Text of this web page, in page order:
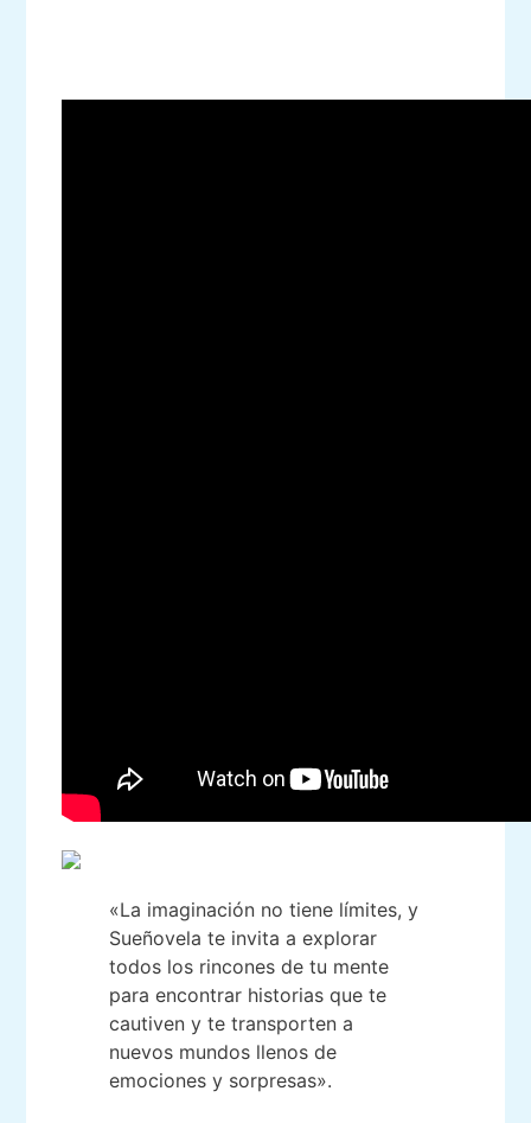
«La imaginación no tiene límites, y
Sueñovela te invita a explorar
todos los rincones de tu mente
para encontrar historias que te
cautiven y te transporten a
nuevos mundos llenos de
emociones y sorpresas».